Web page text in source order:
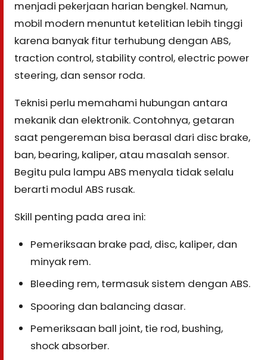
menjadi pekerjaan harian bengkel. Namun,
mobil modern menuntut ketelitian lebih tinggi
karena banyak fitur terhubung dengan ABS,
traction control, stability control, electric power
steering, dan sensor roda.
Teknisi perlu memahami hubungan antara
mekanik dan elektronik. Contohnya, getaran
saat pengereman bisa berasal dari disc brake,
ban, bearing, kaliper, atau masalah sensor.
Begitu pula lampu ABS menyala tidak selalu
berarti modul ABS rusak.
Skill penting pada area ini:
Pemeriksaan brake pad, disc, kaliper, dan
minyak rem.
Bleeding rem, termasuk sistem dengan ABS.
Spooring dan balancing dasar.
Pemeriksaan ball joint, tie rod, bushing,
shock absorber.